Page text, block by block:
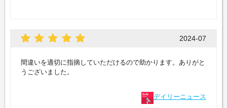
2024-07
間違いを適切に指摘していただけるので助かります。ありがと
うございました。
デイリーニュース